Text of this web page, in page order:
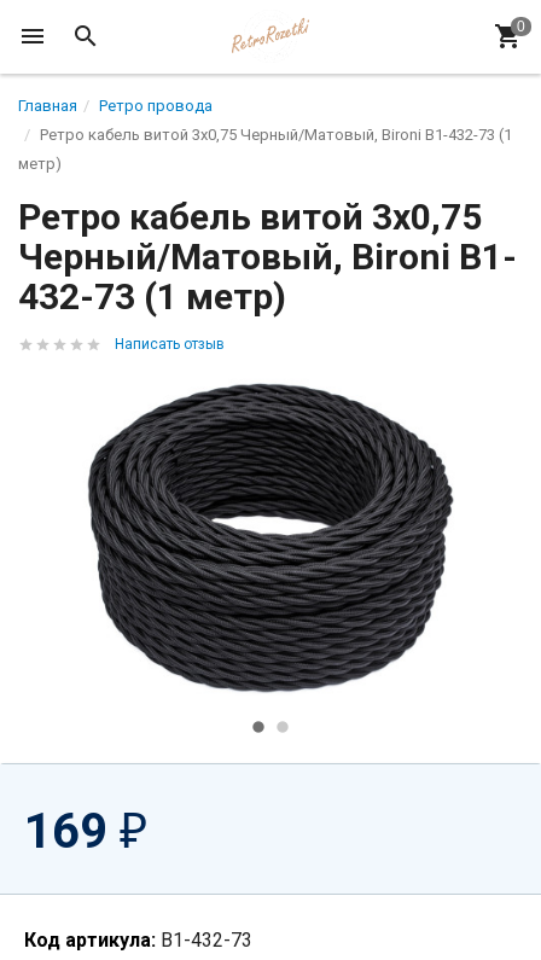
Главная
Ретро провода
Ретро кабель витой 3x0,75 Черный/Матовый, Bironi B1-432-73 (1
метр)
Ретро кабель витой 3x0,75
Черный/Матовый, Bironi B1-
432-73 (1 метр)
Написать отзыв
169 ₽
Код артикула: B1-432-73